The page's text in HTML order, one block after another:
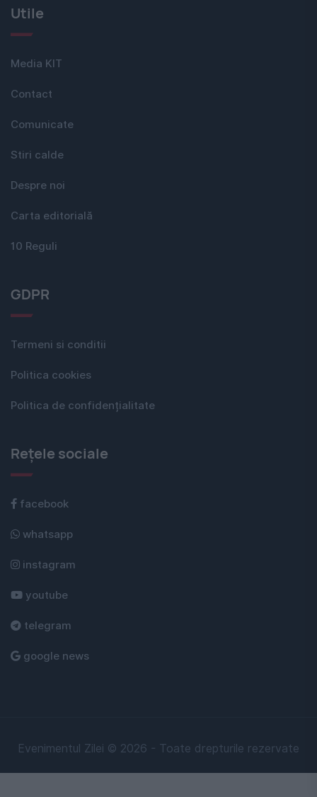
Utile
Media KIT
Contact
Comunicate
Stiri calde
Despre noi
Carta editorială
10 Reguli
GDPR
Termeni si conditii
Politica cookies
Politica de confidențialitate
Rețele sociale
facebook
whatsapp
instagram
youtube
telegram
google news
Evenimentul Zilei © 2026 - Toate drepturile rezervate